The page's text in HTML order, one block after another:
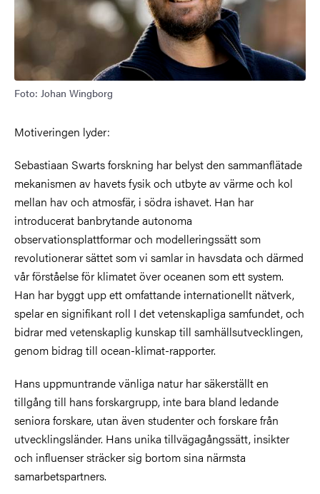
Foto: Johan Wingborg
Motiveringen lyder:
Sebastiaan Swarts forskning har belyst den sammanflätade
mekanismen av havets fysik och utbyte av värme och kol
mellan hav och atmosfär, i södra ishavet. Han har
introducerat banbrytande autonoma
observationsplattformar och modelleringssätt som
revolutionerar sättet som vi samlar in havsdata och därmed
vår förståelse för klimatet över oceanen som ett system.
Han har byggt upp ett omfattande internationellt nätverk,
spelar en signifikant roll I det vetenskapliga samfundet, och
bidrar med vetenskaplig kunskap till samhällsutvecklingen,
genom bidrag till ocean-klimat-rapporter.
Hans uppmuntrande vänliga natur har säkerställt en
tillgång till hans forskargrupp, inte bara bland ledande
seniora forskare, utan även studenter och forskare från
utvecklingsländer. Hans unika tillvägagångssätt, insikter
och influenser sträcker sig bortom sina närmsta
samarbetspartners.